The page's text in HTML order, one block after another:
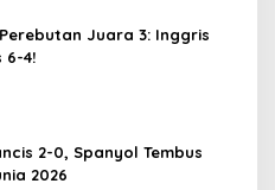
Juara 3: Inggris
6-4!
2-0, Spanyol Tembus
2026